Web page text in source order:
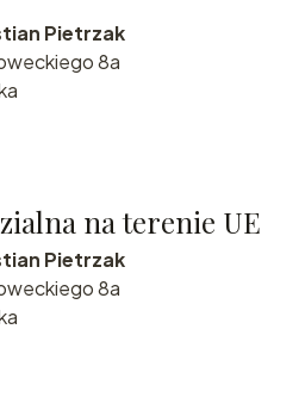
Pietrzak
8a
na terenie UE
Pietrzak
8a